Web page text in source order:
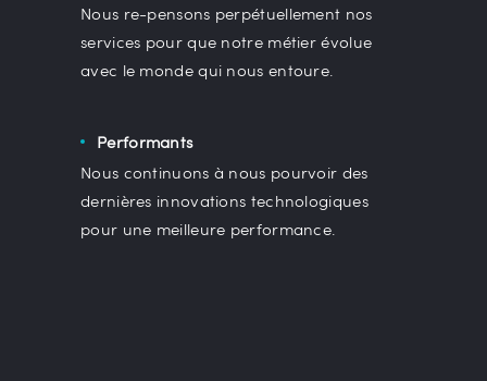
Nous re-pensons perpétuellement nos
services pour que notre métier évolue
avec le monde qui nous entoure.
Performants
Nous continuons à nous pourvoir des
dernières innovations technologiques
pour une meilleure performance.